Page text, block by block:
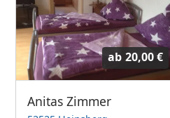
ab 20,00 €
Anitas Zimmer